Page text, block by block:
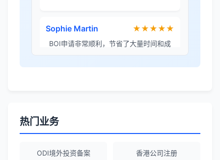
Robert Chen
ODI备案服务专业，流程透明，值得信
热门业务
ODI境外投资备案 香港公司注册